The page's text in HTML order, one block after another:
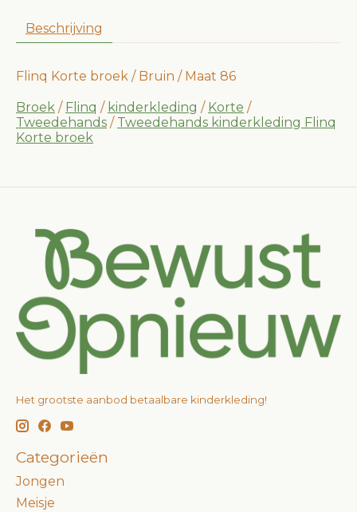
Beschrijving
Flinq Korte broek / Bruin / Maat 86
Broek / Flinq / kinderkleding / Korte /
Tweedehands / Tweedehands kinderkleding Flinq
Korte broek
Het grootste aanbod betaalbare kinderkleding!
Categorieën
Jongen
Meisje